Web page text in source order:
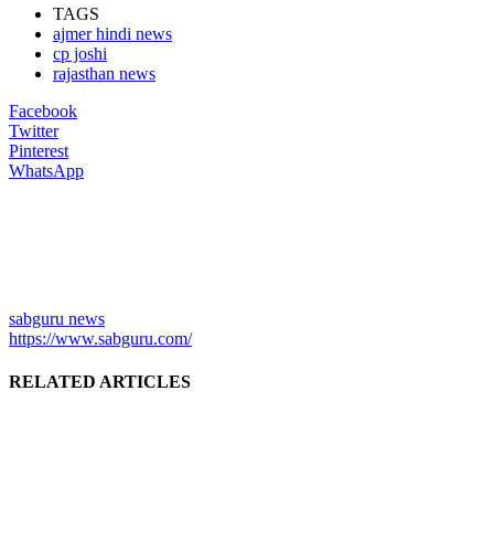
TAGS
ajmer hindi news
cp joshi
rajasthan news
Facebook
Twitter
Pinterest
WhatsApp
sabguru news
https://www.sabguru.com/
RELATED ARTICLES